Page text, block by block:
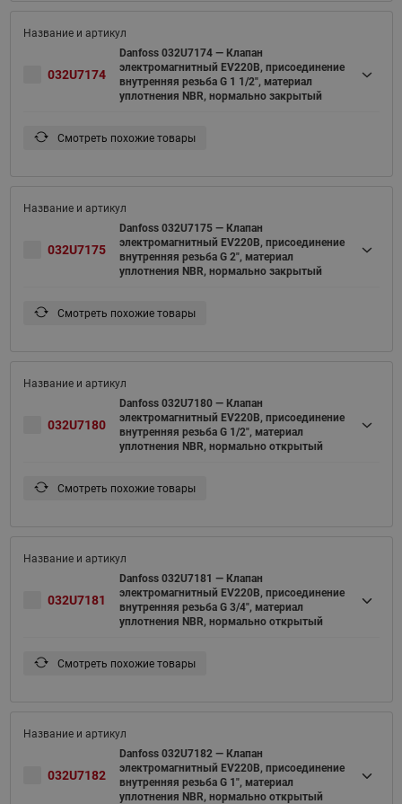
032U7174
Danfoss 032U7174 — Клапан
электромагнитный EV220B, присоединение
внутренняя резьба G 1 1/2", материал
уплотнения NBR, нормально закрытый
Смотреть похожие товары
032U7175
Danfoss 032U7175 — Клапан
электромагнитный EV220B, присоединение
внутренняя резьба G 2", материал
уплотнения NBR, нормально закрытый
Смотреть похожие товары
032U7180
Danfoss 032U7180 — Клапан
электромагнитный EV220B, присоединение
внутренняя резьба G 1/2", материал
уплотнения NBR, нормально открытый
Смотреть похожие товары
032U7181
Danfoss 032U7181 — Клапан
электромагнитный EV220B, присоединение
внутренняя резьба G 3/4", материал
уплотнения NBR, нормально открытый
Смотреть похожие товары
032U7182
Danfoss 032U7182 — Клапан
электромагнитный EV220B, присоединение
внутренняя резьба G 1", материал
уплотнения NBR, нормально открытый